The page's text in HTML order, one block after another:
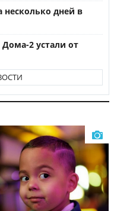
несколько дней в
2 устали от